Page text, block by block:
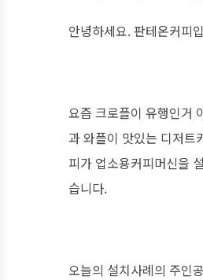
안녕하세요. 판테온커피
요즘 크로플이 유행인거
과 와플이 맛있는 디저트
피가 업소용커피머신을
습니다.
오늘의 설치사례의 주인